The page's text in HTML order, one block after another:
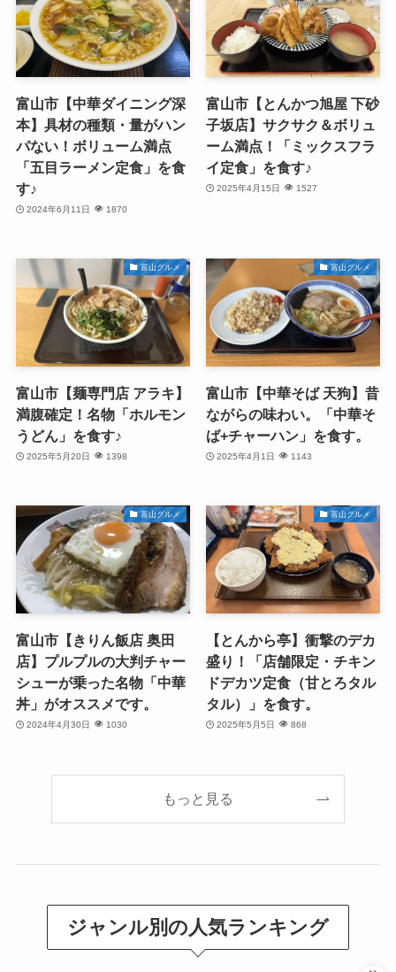
富山市【中華ダイニング深
本】具材の種類・量がハン
パない！ボリューム満点
「五目ラーメン定食」を食
す♪
2024年6月11日 1870
富山市【とんかつ旭屋 下砂
子坂店】サクサク＆ボリュ
ーム満点！「ミックスフラ
イ定食」を食す♪
2025年4月15日 1527
富山グルメ
富山市【麺専門店 アラキ】
満腹確定！名物「ホルモン
うどん」を食す♪
2025年5月20日 1398
富山グルメ
富山市【中華そば 天狗】昔
ながらの味わい。「中華そ
ば+チャーハン」を食す。
2025年4月1日 1143
富山グルメ
富山市【きりん飯店 奥田
店】プルプルの大判チャー
シューが乗った名物「中華
丼」がオススメです。
2024年4月30日 1030
富山グルメ
【とんから亭】衝撃のデカ
盛り！「店舗限定・チキン
ドデカツ定食（甘とろタル
タル）」を食す。
2025年5月5日 868
もっと見る
ジャンル別の人気ランキング